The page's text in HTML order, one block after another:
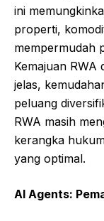
ini
properti,
mempermudah
Kemajuan RWA
jelas,
peluang
RWA masih
kerangka
yang optimal.
AI Agents: